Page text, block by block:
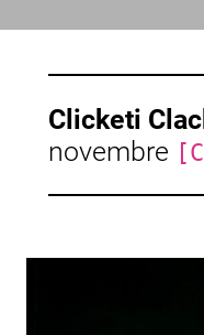
Clicketi
novembre